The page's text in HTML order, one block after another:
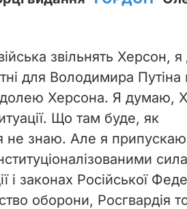
звільнять Херсон,
для Володимира Путіна
долею Херсона. Я думаю,
Що там буде, як
я не знаю. Але я
і законах Російської
оборони, Росгвардія